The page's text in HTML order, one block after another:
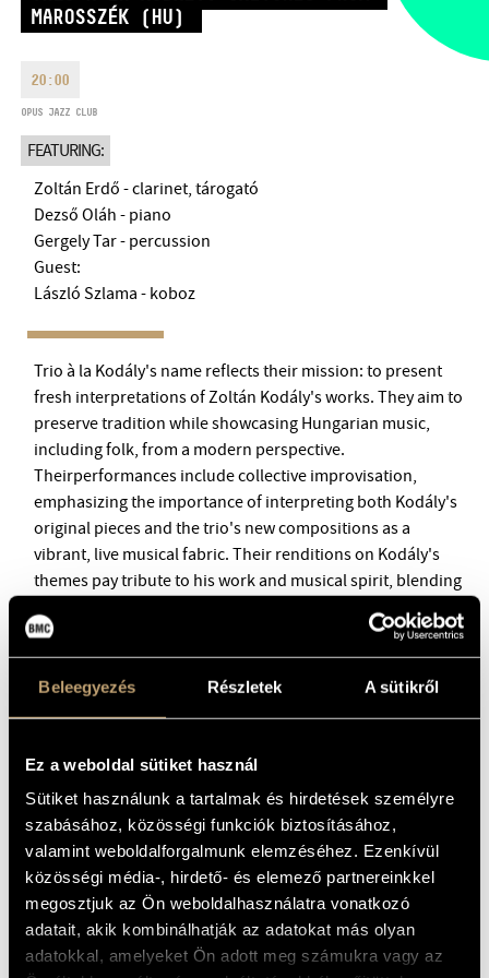
Beleegyezés Részletek A sütikről
Ez a weboldal sütiket használ
Sütiket használunk a tartalmak és hirdetések személyre
szabásához, közösségi funkciók biztosításához,
valamint weboldalforgalmunk elemzéséhez. Ezenkívül
közösségi média-, hirdető- és elemező partnereinkkel
megosztjuk az Ön weboldalhasználatra vonatkozó
adatait, akik kombinálhatják az adatokat más olyan
adatokkal, amelyeket Ön adott meg számukra vagy az
FAX
EMAIL
MONDAY09:00-18:00
OPUS JAZZ CLUB
BMC RECORDS
MUSIC INFORMATION CENTER
BMC INTERNATIONAL CIMBALOM COMPETITION 2019
MAROSSZÉK (HU)
20:00
OPUS JAZZ CLUB
FEATURING:
Zoltán Erdő - clarinet, tárogató
Dezső Oláh - piano
Gergely Tar - percussion
Guest:
László Szlama - koboz
Trio à la Kodály's name reflects their mission: to present
fresh interpretations of Zoltán Kodály's works. They aim to
preserve tradition while showcasing Hungarian music,
including folk, from a modern perspective.
Theirperformances include collective improvisation,
emphasizing the importance of interpreting both Kodály's
original pieces and the trio's new compositions as a
vibrant, live musical fabric. Their renditions on Kodály's
themes pay tribute to his work and musical spirit, blending
past and present in a unique and dynamic way.
Tickets are available for 2800 HUF on the spot,online at